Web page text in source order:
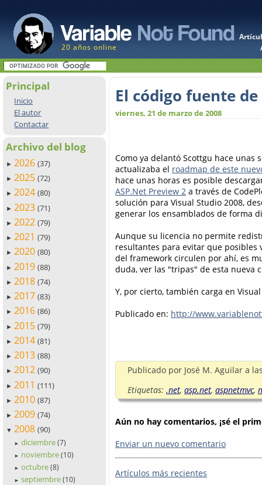
20 años online
Principal
Inicio
El autor
Contactar
Archivo del blog
► 2026 (37)
► 2025 (72)
► 2024 (80)
► 2023 (71)
► 2022 (79)
► 2021 (79)
► 2020 (80)
► 2019 (88)
► 2018 (74)
► 2017 (83)
► 2016 (86)
► 2015 (79)
► 2014 (81)
► 2013 (88)
► 2012 (90)
► 2011 (111)
► 2010 (87)
► 2009 (74)
▼ 2008 (90)
► diciembre (7)
► noviembre (10)
► octubre (8)
► septiembre (10)
El código fuente de
viernes, 21 de marzo de 2008
Como ya delantó Scottgu hace unas
actualizaba el roadmap de este
hace unas horas es posible
ASP.Net Preview 2 a través de
solución para Visual Studio 2008,
generar los ensamblados de forma
Aunque su licencia no permite
resultantes para evitar que posibles
del framework circulen por ahí, es
duda, ver las "tripas" de esta nueva
Y, por cierto, también carga en
Publicado en: http://
Publicado por José M. Aguilar a
Etiquetas: .net, asp.net, aspnetmvc,
Aún no hay comentarios, ¡sé el
Enviar un nuevo comentario
Artículos más recientes